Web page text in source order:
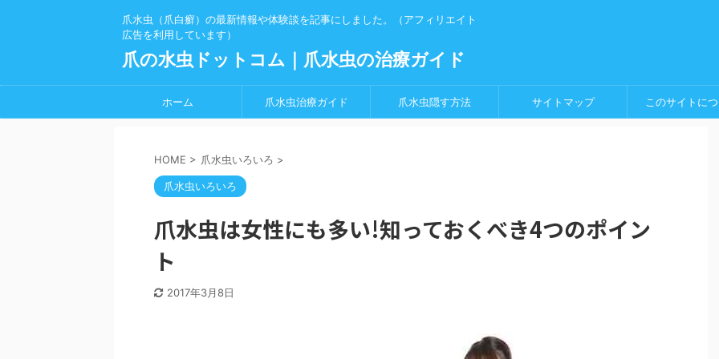
爪水虫（爪白癬）の最新情報や体験談を記事にしました。（アフィリエイト
広告を利用しています）
爪の水虫ドットコム｜爪水虫の治療ガイド
ホーム 爪水虫治療ガイド 爪水虫隠す方法 サイトマップ このサイトに
HOME > 爪水虫いろいろ >
爪水虫いろいろ
爪水虫は女性にも多い!知っておくべき4つのポイン
ト
2017年3月8日